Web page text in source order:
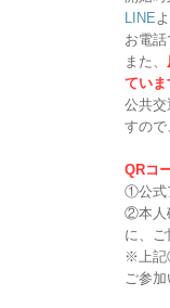
LINE
お電話
また、
ていま
公共交
すので
QRコ
①公式
②本人
に、ご
※上記
ご参